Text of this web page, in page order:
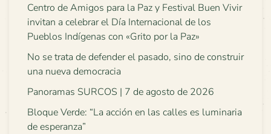
Centro de Amigos para la Paz y Festival Buen Vivir
invitan a celebrar el Día Internacional de los
Pueblos Indígenas con «Grito por la Paz»
No se trata de defender el pasado, sino de construir
una nueva democracia
Panoramas SURCOS | 7 de agosto de 2026
Bloque Verde: “La acción en las calles es luminaria
de esperanza”